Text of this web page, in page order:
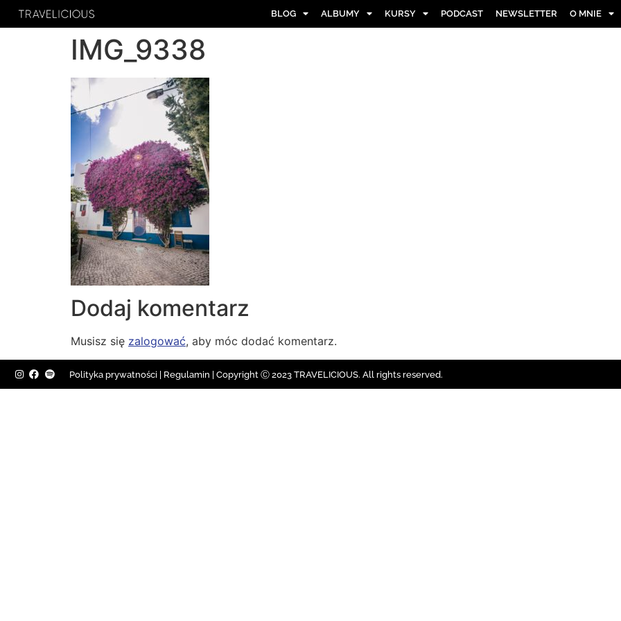
BLOG ALBUMY KURSY PODCAST NEWSLETTER O MNIE
IMG_9338
Dodaj komentarz
Musisz się zalogować, aby móc dodać komentarz.
Polityka prywatności Regulamin | Copyright Ⓒ 2023 TRAVELICIOUS. All rights reserved.